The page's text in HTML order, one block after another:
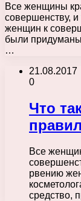
Все женщины
совершенству,
женщин к
были
…
21.08.2017
0
Что
Все
рвению
средство,